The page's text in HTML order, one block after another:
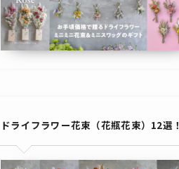
ドライフラワー花束（花瓶花束）12選！